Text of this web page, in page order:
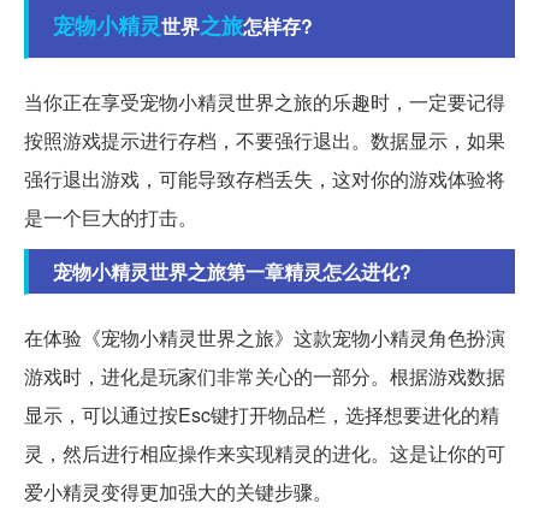
宠物小精灵世界之旅怎样存?
当你正在享受宠物小精灵世界之旅的乐趣时，一定要记得
按照游戏提示进行存档，不要强行退出。数据显示，如果
强行退出游戏，可能导致存档丢失，这对你的游戏体验将
是一个巨大的打击。
宠物小精灵世界之旅第一章精灵怎么进化?
在体验《宠物小精灵世界之旅》这款宠物小精灵角色扮演
游戏时，进化是玩家们非常关心的一部分。根据游戏数据
显示，可以通过按Esc键打开物品栏，选择想要进化的精
灵，然后进行相应操作来实现精灵的进化。这是让你的可
爱小精灵变得更加强大的关键步骤。